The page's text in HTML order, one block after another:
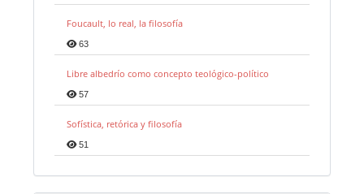
Foucault, lo real, la filosofía
63
Libre albedrío como concepto teológico-político
57
Sofística, retórica y filosofía
51